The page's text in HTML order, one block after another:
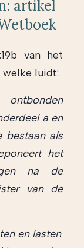
artikel
van het
luidt:
a en
bestaan als
het
na de
van de
en lasten